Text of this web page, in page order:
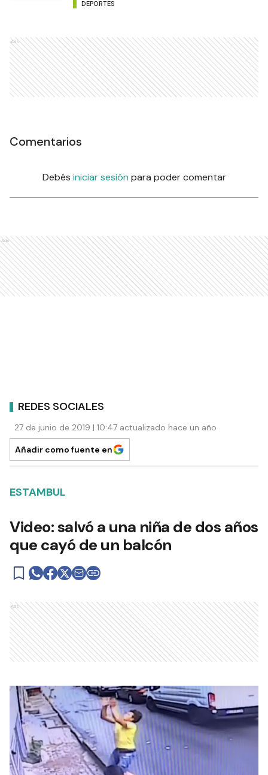
DEPORTES
Ads
Comentarios
Debés iniciar sesión para poder comentar
Ads
REDES SOCIALES
27 de junio de 2019 | 10:47 actualizado hace un año
Añadir como fuente en
ESTAMBUL
Video: salvó a una niña de dos años
que cayó de un balcón
Ads